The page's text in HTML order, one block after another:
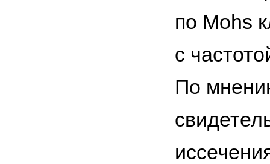
по Mohs
с
По